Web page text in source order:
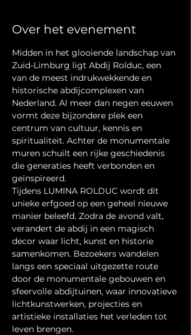
Over het evenement
Midden in het glooiende landschap van
Zuid-Limburg ligt Abdij Rolduc, een
van de meest indrukwekkende en
historische abdijcomplexen van
Nederland. Al meer dan negen eeuwen
vormt deze bijzondere plek een
centrum van cultuur, kennis en
spiritualiteit. Achter de monumentale
muren schuilt een rijke geschiedenis
die generaties heeft verbonden en
geïnspireerd.
Tijdens LUMINA ROLDUC wordt dit
unieke erfgoed op een geheel nieuwe
manier beleefd. Zodra de avond valt,
verandert de abdij in een magisch
decor waar licht, kunst en historie
samenkomen. Bezoekers wandelen
langs een speciaal uitgezette route
door de monumentale gebouwen en
sfeervolle abdijtuinen, waar innovatieve
lichtkunstwerken, projecties en
artistieke installaties het verleden tot
leven brengen.